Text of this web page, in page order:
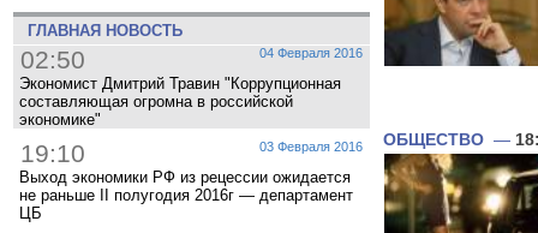
ГЛАВНАЯ НОВОСТЬ
04 Февраля 2016
02:50
Экономист Дмитрий Травин "Коррупционная
составляющая огромна в российской
экономике"
03 Февраля 2016
19:10
Выход экономики РФ из рецессии ожидается
не раньше II полугодия 2016г — департамент
ЦБ
ОБЩЕСТВО —